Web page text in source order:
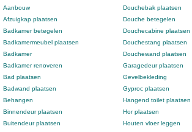
Aanbouw
Afzuigkap plaatsen
Badkamer betegelen
Badkamermeubel plaatsen
Badkamer
Badkamer renoveren
Bad plaatsen
Badwand plaatsen
Behangen
Binnendeur plaatsen
Buitendeur plaatsen
Douchebak plaatsen
Douche betegelen
Douchecabine plaatsen
Douchestang plaatsen
Douchewand plaatsen
Garagedeur plaatsen
Gevelbekleding
Gyproc plaatsen
Hangend toilet plaatsen
Hor plaatsen
Houten vloer leggen